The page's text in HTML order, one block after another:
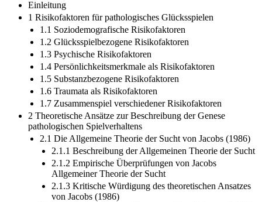
Einleitung
1 Risikofaktoren für pathologisches Glücksspielen
1.1 Soziodemografische Risikofaktoren
1.2 Glücksspielbezogene Risikofaktoren
1.3 Psychische Risikofaktoren
1.4 Persönlichkeitsmerkmale als Risikofaktoren
1.5 Substanzbezogene Risikofaktoren
1.6 Traumata als Risikofaktoren
1.7 Zusammenspiel verschiedener Risikofaktoren
2 Theoretische Ansätze zur Beschreibung der Genese
pathologischen Spielverhaltens
2.1 Die Allgemeine Theorie der Sucht von Jacobs (1986)
2.1.1 Beschreibung der Allgemeinen Theorie der Sucht
2.1.2 Empirische Überprüfungen von Jacobs
Allgemeiner Theorie der Sucht
2.1.3 Kritische Würdigung des theoretischen Ansatzes
von Jacobs (1986)